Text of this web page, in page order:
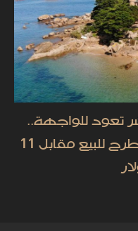
تعود للواجهة..
جزيرة خاصة في بريتاني تُطرح للبيع مقابل 11